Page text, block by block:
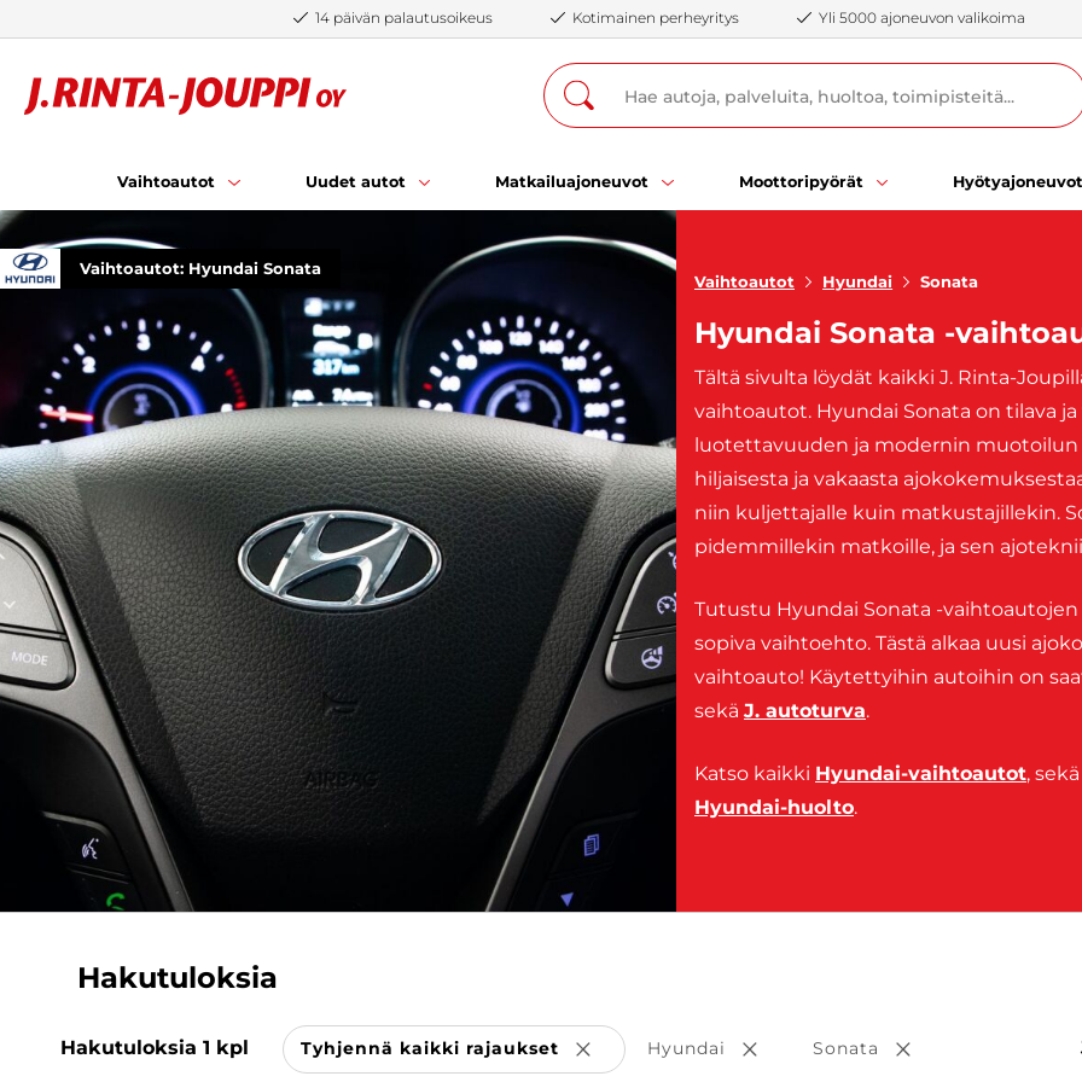
14 päivän palautusoikeus Kotimainen perheyritys Yli 5000 ajoneuvon valikoima
Vaihtoautot Uudet autot Matkailuajoneuvot Moottoripyörät Hyötyajoneuvot
Vaihtoautot: Hyundai Sonata
Vaihtoautot Hyundai Sonata
Hyundai Sonata -
Tältä sivulta löydät kaikki J. Rinta-
vaihtoautot. Hyundai Sonata on tilava
luotettavuuden ja modernin
hiljaisesta ja vakaasta
niin kuljettajalle kuin matkustajillekin.
pidemmillekin matkoille, ja sen
Tutustu Hyundai Sonata -
sopiva vaihtoehto. Tästä alkaa uusi
vaihtoauto! Käytettyihin autoihin on
sekä J. autoturva.
Katso kaikki Hyundai-vaihtoautot, sekä
Hyundai-huolto.
Hakutuloksia
Hakutuloksia 1 kpl Tyhjennä kaikki rajaukset Poista valinta
Hyundai Poista valinta
Sonata Poista valinta